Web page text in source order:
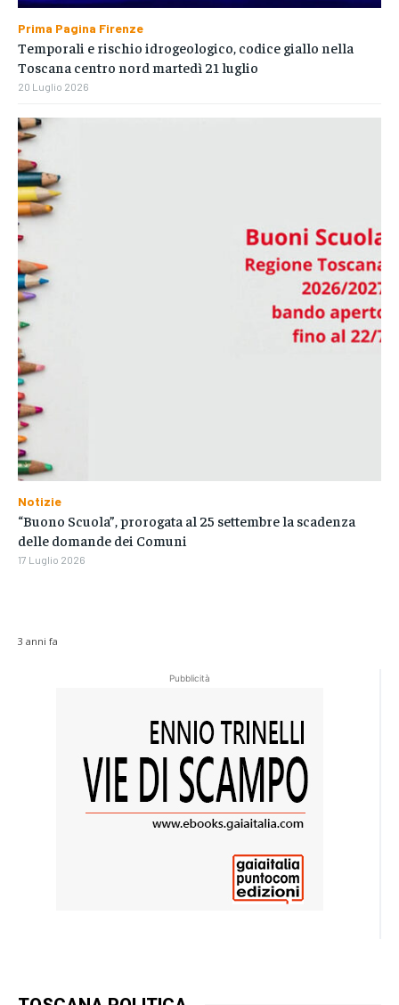
Pubblicità
3 anni fa
Prima Pagina Firenze
Temporali e rischio idrogeologico, codice giallo nella
Toscana centro nord martedì 21 luglio
20 Luglio 2026
Notizie
“Buono Scuola”, prorogata al 25 settembre la scadenza
delle domande dei Comuni
17 Luglio 2026